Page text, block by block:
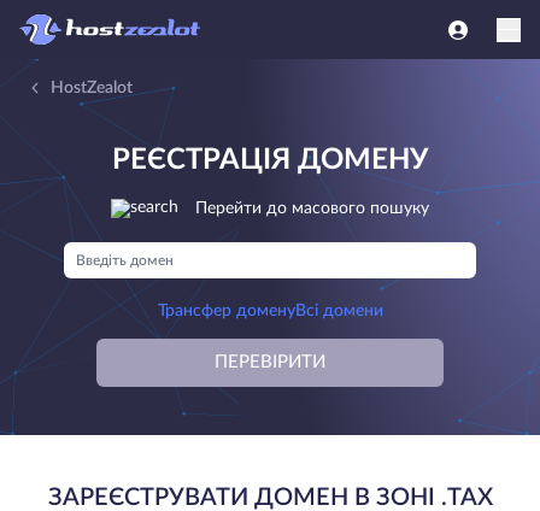
HostZealot
РЕЄСТРАЦІЯ ДОМЕНУ
Перейти до масового пошуку
Трансфер доменуВсі домени
ПЕРЕВІРИТИ
ЗАРЕЄСТРУВАТИ ДОМЕН В ЗОНІ .TAX